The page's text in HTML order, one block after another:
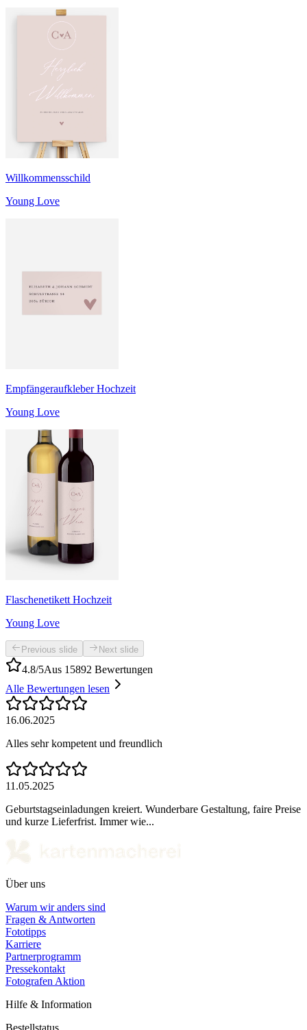
Willkommensschild
Young Love
Empfängeraufkleber Hochzeit
Young Love
Flaschenetikett Hochzeit
Young Love
Previous slide Next slide
4.8/5Aus 15892 Bewertungen
Alle Bewertungen lesen
16.06.2025
Alles sehr kompetent und freundlich
11.05.2025
Geburtstagseinladungen kreiert. Wunderbare Gestaltung, faire Preise
und kurze Lieferfrist. Immer wie...
Über uns
Warum wir anders sind
Fragen & Antworten
Fototipps
Karriere
Partnerprogramm
Pressekontakt
Fotografen Aktion
Hilfe & Information